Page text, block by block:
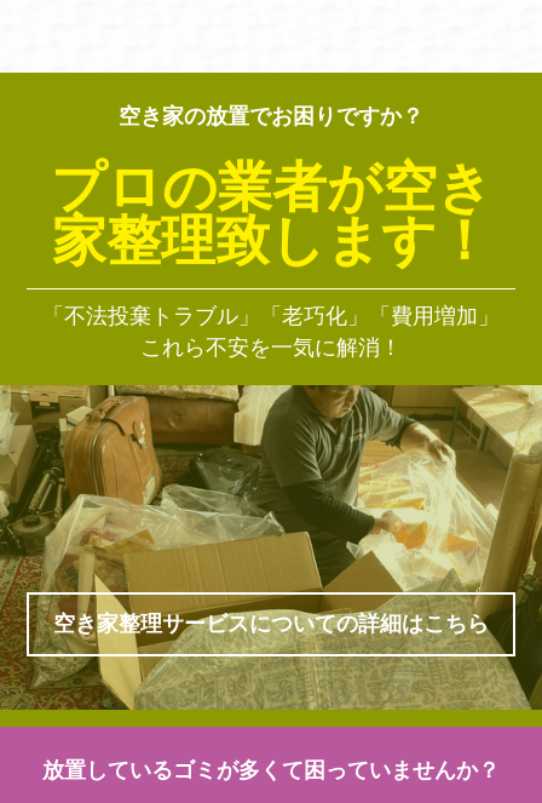
空き家の放置でお困りですか？
プロの業者が空き
家整理致します！
「不法投棄トラブル」「老巧化」「費用増加」
これら不安を一気に解消！
空き家整理サービスについての詳細はこちら
放置しているゴミが多くて困っていませんか？